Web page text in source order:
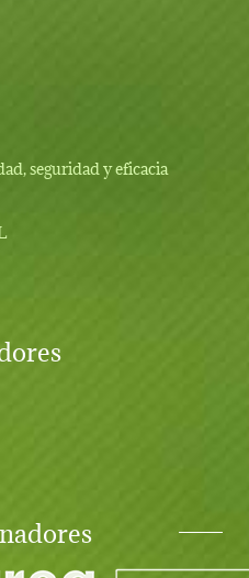
seguridad y eficacia